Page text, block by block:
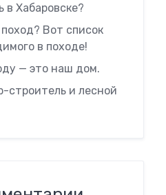
в Хабаровске?
Вот список
в походе!
— это наш дом.
строитель и лесной